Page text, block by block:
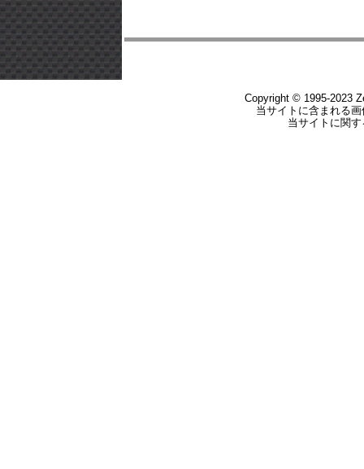
Copyright © 1995-2023
当サイトに含まれる
当サイトに関